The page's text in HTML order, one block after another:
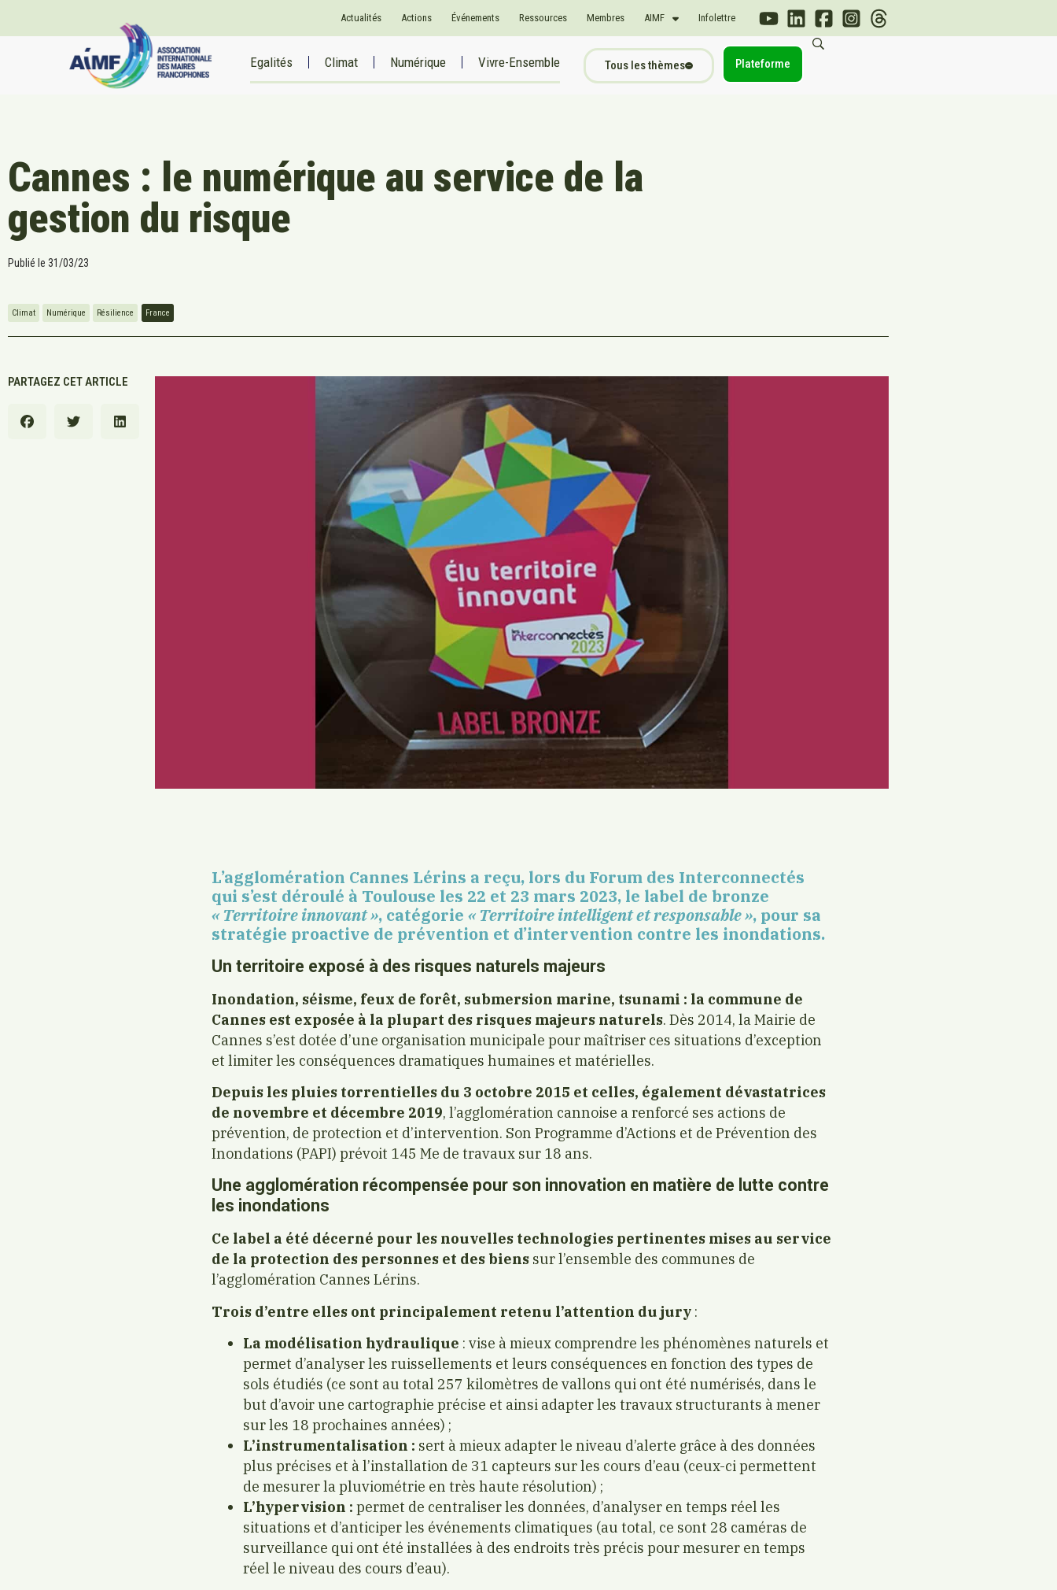
Actualités Actions Événements Ressources Membres AIMF Infolettre
Egalités Climat Numérique Vivre-Ensemble Tous les thèmes Plateforme
Cannes : le numérique au service de la
gestion du risque
Publié le 31/03/23
Climat Numérique Résilience France
PARTAGEZ CET ARTICLE
L’agglomération Cannes Lérins a reçu, lors du Forum des Interconnectés
qui s’est déroulé à Toulouse les 22 et 23 mars 2023, le label de bronze
« Territoire innovant », catégorie « Territoire intelligent et responsable », pour sa
stratégie proactive de prévention et d’intervention contre les inondations.
Un territoire exposé à des risques naturels majeurs
Inondation, séisme, feux de forêt, submersion marine, tsunami : la commune de
Cannes est exposée à la plupart des risques majeurs naturels. Dès 2014, la Mairie de
Cannes s’est dotée d’une organisation municipale pour maîtriser ces situations d’exception
et limiter les conséquences dramatiques humaines et matérielles.
Depuis les pluies torrentielles du 3 octobre 2015 et celles, également dévastatrices
de novembre et décembre 2019, l’agglomération cannoise a renforcé ses actions de
prévention, de protection et d’intervention. Son Programme d’Actions et de Prévention des
Inondations (PAPI) prévoit 145 Me de travaux sur 18 ans.
Une agglomération récompensée pour son innovation en matière de lutte contre
les inondations
Ce label a été décerné pour les nouvelles technologies pertinentes mises au service
de la protection des personnes et des bienssur l’ensemble des communes de
l’agglomération Cannes Lérins.
Trois d’entre elles ont principalement retenu l’attention du jury:
La modélisation hydraulique : vise à mieux comprendre les phénomènes naturels et
permet d’analyser les ruissellements et leurs conséquences en fonction des types de
sols étudiés (ce sont au total 257 kilomètres de vallons qui ont été numérisés, dans le
but d’avoir une cartographie précise et ainsi adapter les travaux structurants à mener
sur les 18 prochaines années) ;
L’instrumentalisation : sert à mieux adapter le niveau d’alerte grâce à des données
plus précises et à l’installation de 31 capteurs sur les cours d’eau (ceux-ci permettent
de mesurer la pluviométrie en très haute résolution) ;
L’hypervision : permet de centraliser les données, d’analyser en temps réel les
situations et d’anticiper les événements climatiques (au total, ce sont 28 caméras de
surveillance qui ont été installées à des endroits très précis pour mesurer en temps
réel le niveau des cours d’eau).